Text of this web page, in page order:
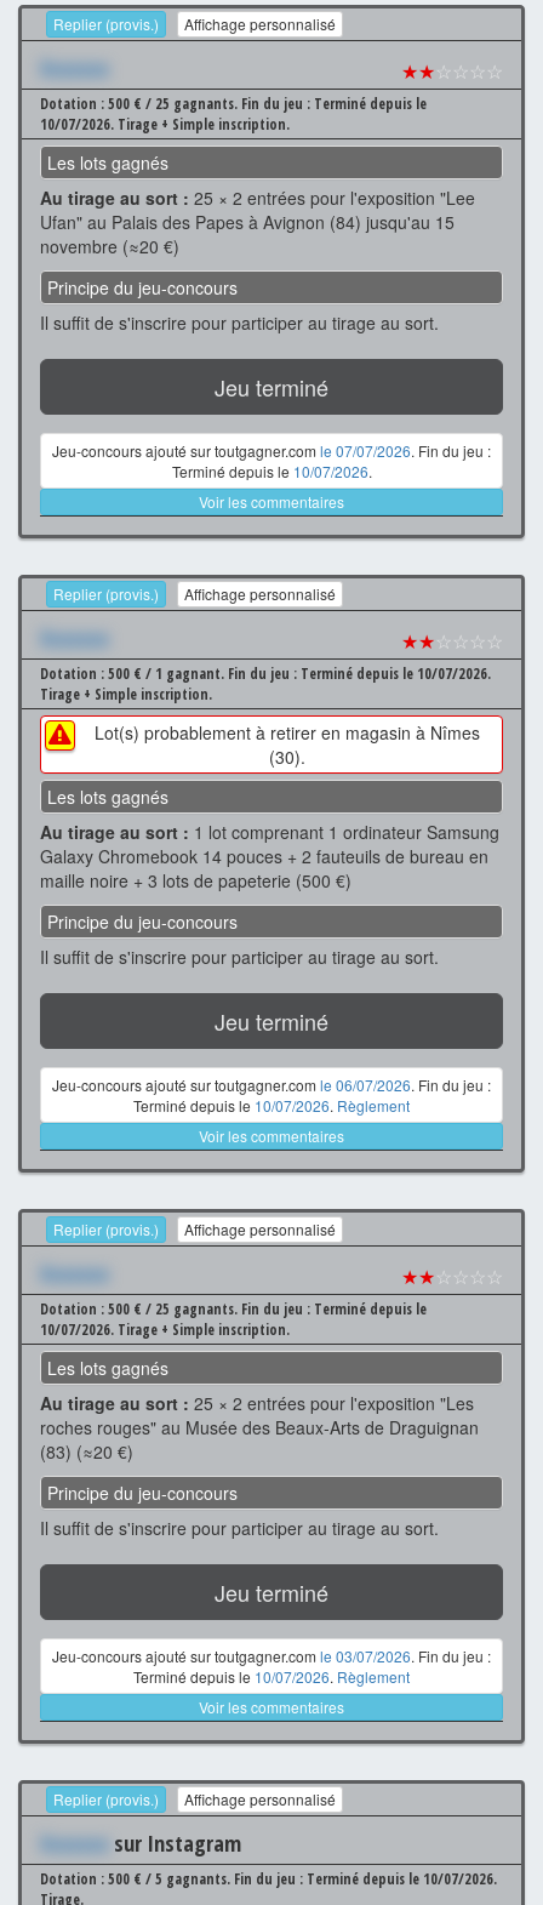
Replier (provis.) Affichage personnalisé
Xxxxxxx ★★☆☆☆☆
Dotation : 500 € / 25 gagnants. Fin du jeu : Terminé depuis le
10/07/2026. Tirage + Simple inscription.
Les lots gagnés
Au tirage au sort : 25 × 2 entrées pour l'exposition "Lee
Ufan" au Palais des Papes à Avignon (84) jusqu'au 15
novembre (≈20 €)
Principe du jeu-concours
Il suffit de s'inscrire pour participer au tirage au sort.
Jeu terminé
Jeu-concours ajouté sur toutgagner.com le 07/07/2026. Fin du jeu :
Terminé depuis le 10/07/2026.
Voir les commentaires
Replier (provis.) Affichage personnalisé
Xxxxxxx ★★☆☆☆☆
Dotation : 500 € / 1 gagnant. Fin du jeu : Terminé depuis le 10/07/2026.
Tirage + Simple inscription.
Lot(s) probablement à retirer en magasin à Nîmes
(30).
Les lots gagnés
Au tirage au sort : 1 lot comprenant 1 ordinateur Samsung
Galaxy Chromebook 14 pouces + 2 fauteuils de bureau en
maille noire + 3 lots de papeterie (500 €)
Principe du jeu-concours
Il suffit de s'inscrire pour participer au tirage au sort.
Jeu terminé
Jeu-concours ajouté sur toutgagner.com le 06/07/2026. Fin du jeu :
Terminé depuis le 10/07/2026. Règlement
Voir les commentaires
Replier (provis.) Affichage personnalisé
Xxxxxxx ★★☆☆☆☆
Dotation : 500 € / 25 gagnants. Fin du jeu : Terminé depuis le
10/07/2026. Tirage + Simple inscription.
Les lots gagnés
Au tirage au sort : 25 × 2 entrées pour l'exposition "Les
roches rouges" au Musée des Beaux-Arts de Draguignan
(83) (≈20 €)
Principe du jeu-concours
Il suffit de s'inscrire pour participer au tirage au sort.
Jeu terminé
Jeu-concours ajouté sur toutgagner.com le 03/07/2026. Fin du jeu :
Terminé depuis le 10/07/2026. Règlement
Voir les commentaires
Replier (provis.) Affichage personnalisé
Xxxxxxx sur Instagram
Dotation : 500 € / 5 gagnants. Fin du jeu : Terminé depuis le 10/07/2026.
Tirage.